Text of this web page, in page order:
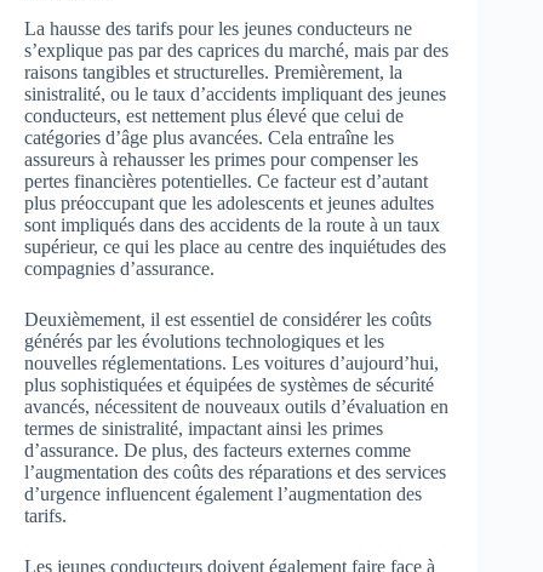
La hausse des tarifs pour les jeunes conducteurs ne
s’explique pas par des caprices du marché, mais par des
raisons tangibles et structurelles. Premièrement, la
sinistralité, ou le taux d’accidents impliquant des jeunes
conducteurs, est nettement plus élevé que celui de
catégories d’âge plus avancées. Cela entraîne les
assureurs à rehausser les primes pour compenser les
pertes financières potentielles. Ce facteur est d’autant
plus préoccupant que les adolescents et jeunes adultes
sont impliqués dans des accidents de la route à un taux
supérieur, ce qui les place au centre des inquiétudes des
compagnies d’assurance.
Deuxièmement, il est essentiel de considérer les coûts
générés par les évolutions technologiques et les
nouvelles réglementations. Les voitures d’aujourd’hui,
plus sophistiquées et équipées de systèmes de sécurité
avancés, nécessitent de nouveaux outils d’évaluation en
termes de sinistralité, impactant ainsi les primes
d’assurance. De plus, des facteurs externes comme
l’augmentation des coûts des réparations et des services
d’urgence influencent également l’augmentation des
tarifs.
Les jeunes conducteurs doivent également faire face à